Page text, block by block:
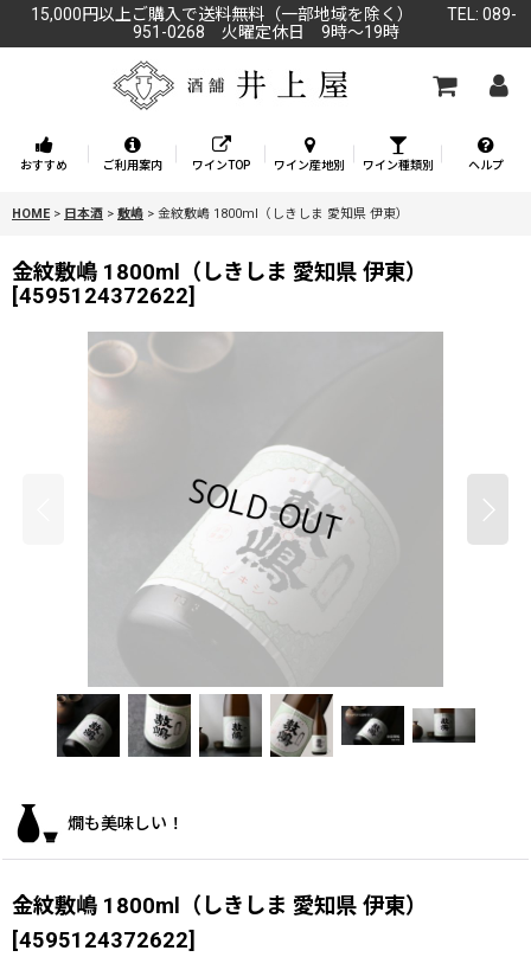
15,000円以上ご購入で送料無料（一部地域を除く） TEL: 089-
951-0268 火曜定休日 9時～19時
おすすめ ご利用案内 ワインTOP ワイン産地別 ワイン種類別 ヘルプ
HOME > 日本酒 > 敷嶋 > 金紋敷嶋 1800ml（しきしま 愛知県 伊東）
金紋敷嶋 1800ml（しきしま 愛知県 伊東）
[4595124372622]
燗も美味しい！
金紋敷嶋 1800ml（しきしま 愛知県 伊東）
[4595124372622]